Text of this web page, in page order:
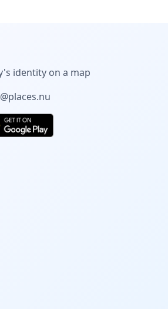
identity on a map